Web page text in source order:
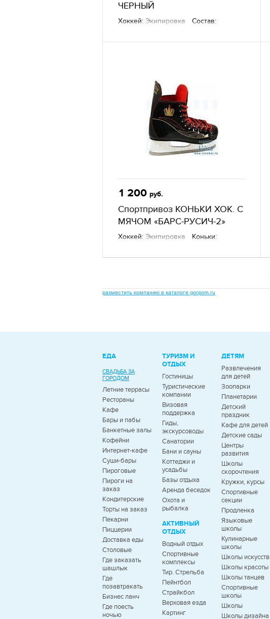
ЧЕРНЫЙ
Хоккей: Экипировка
Состав:
пластик-сополимер
1 200 руб.
Спортпривоз КОНЬКИ ХОК. С
МЯЧОМ «БАРС-РУСИЧ-2»
Хоккей: Экипировка
Коньки:
разместить компанию в каталоге gorpom.ru
ЕДА
СВАДЬБА ЗА
ГОРОДОМ
Летние террасы
Рестораны
Кафе
Бары и пабы
Банкетные залы
Кофейни
Интернет-кафе
Суши-бары
Пироговые
Пироги на
заказ
Кондитерские
Торты на заказ
Пекарни
Пиццерии
Доставка еды
Столовые
Где заказать
шашлык
Где
позавтракать
Бизнес ланч
Где поесть
ночью
ТУРИЗМ И
ОТДЫХ
Гостиницы
Туристические
компании
Визовая
поддержка
Гиды,
экскурсоводы
Санатории
Бани и сауны
Коттеджи и
усадьбы
Базы отдыха
Аренда беседок
Охота и
рыбалка
АКТИВНЫЙ
ОТДЫХ
Водный отдых
Спортивные
комплексы
Тир. Стрельба
Пейнтбол
Страйкбол
Верховая езда
Картинг
ДЕТЯМ
Развлечения
для детей
Зоопарки
Планетарии
Детский
праздник
Кафе для детей
Детские сады
Центры
развития
Школы
скорочтения
Кружки, курсы
Спортивные
секции
Продленка
Языковые
школы
Кулинарные
школы
Школы искусств
Школы красоты
Школы танцев
Спортивные
школы
Школы
Школы дизайна